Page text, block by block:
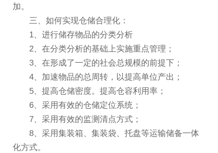
加。
三、如何实现仓储合理化：
1、进行储存物品的分类分析
2、在分类分析的基础上实施重点管理；
3、在形成了一定的社会总规模的前提下；
4、加速物品的总周转，以提高单位产出；
5、提高仓储密度。提高仓容利用率；
6、采用有效的仓储定位系统；
7、采用有效的监测清点方式；
8、采用集装箱、集装袋、托盘等运输储备一体
化方式。